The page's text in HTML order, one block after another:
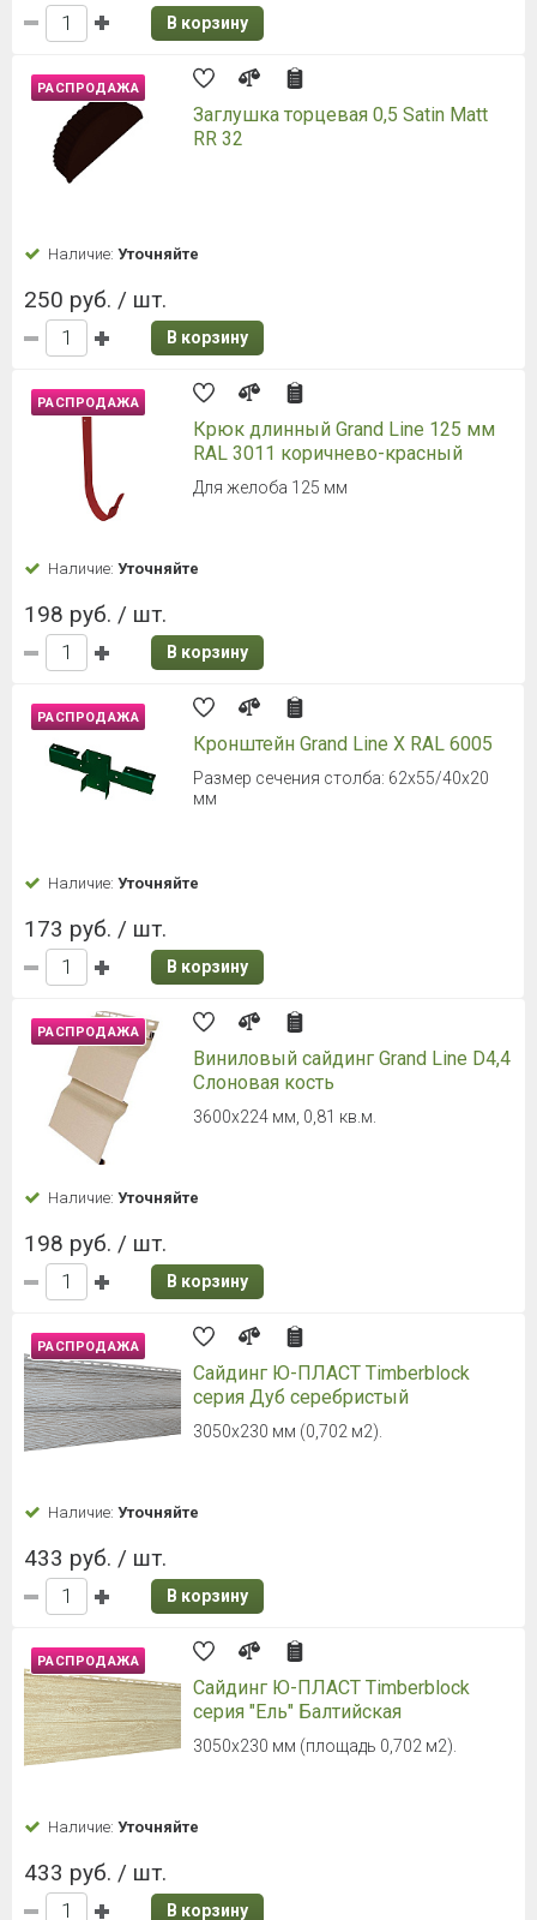
В корзину
РАСПРОДАЖА
Заглушка торцевая 0,5 Satin Мatt
RR 32
Наличие: Уточняйте
250 руб. / шт.
В корзину
РАСПРОДАЖА
Крюк длинный Grand Line 125 мм
RAL 3011 коричнево-красный
Для желоба 125 мм
Наличие: Уточняйте
198 руб. / шт.
В корзину
РАСПРОДАЖА
Кронштейн Grand Line Х RAL 6005
Размер сечения столба: 62x55/40x20
мм
Наличие: Уточняйте
173 руб. / шт.
В корзину
РАСПРОДАЖА
Виниловый сайдинг Grand Line D4,4
Слоновая кость
3600х224 мм, 0,81 кв.м.
Наличие: Уточняйте
198 руб. / шт.
В корзину
РАСПРОДАЖА
Сайдинг Ю-ПЛАСТ Timberblock
серия Дуб серебристый
3050х230 мм (0,702 м2).
Наличие: Уточняйте
433 руб. / шт.
В корзину
РАСПРОДАЖА
Сайдинг Ю-ПЛАСТ Timberblock
серия "Ель" Балтийская
3050х230 мм (площадь 0,702 м2).
Наличие: Уточняйте
433 руб. / шт.
В корзину